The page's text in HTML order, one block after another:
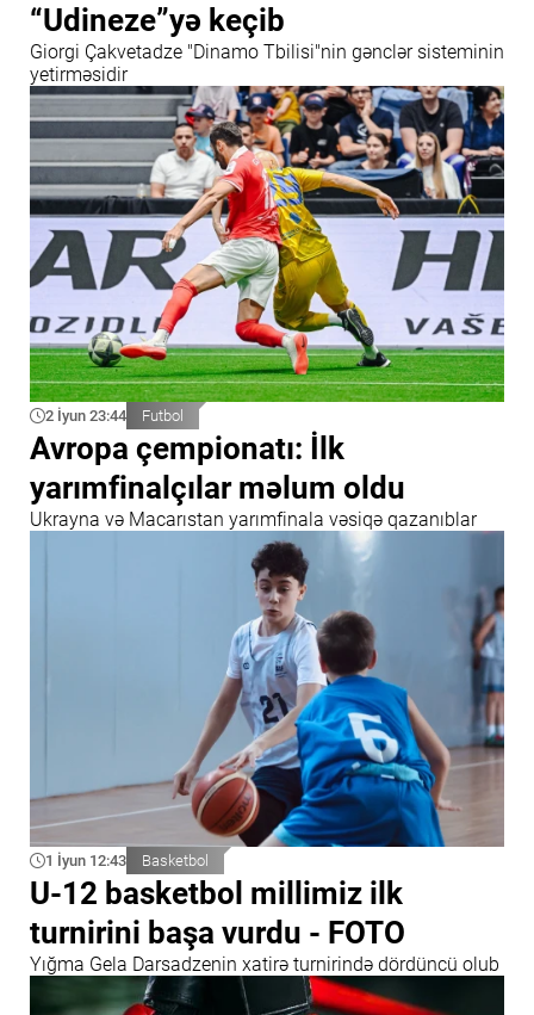
“Udineze”yə keçib
Giorgi Çakvetadze "Dinamo Tbilisi"nin gənclər sisteminin
yetirməsidir
2 İyun 23:44 Futbol
Avropa çempionatı: İlk
yarımfinalçılar məlum oldu
Ukrayna və Macarıstan yarımfinala vəsiqə qazanıblar
1 İyun 12:43 Basketbol
U-12 basketbol millimiz ilk
turnirini başa vurdu - FOTO
Yığma Gela Darsadzenin xatirə turnirində dördüncü olub